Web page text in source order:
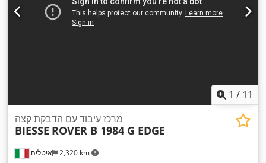
1 / 11
איטליה 2,320 km
מרכז עיבוד עם הדבקת קצה
BIESSE ROVER B 1984 G EDGE